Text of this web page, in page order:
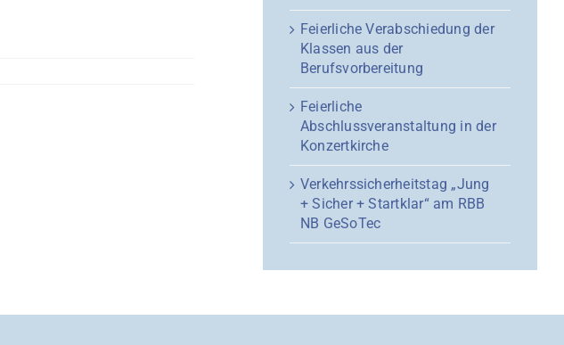
Feierliche Verabschiedung der
Klassen aus der
Berufsvorbereitung
Feierliche
Abschlussveranstaltung in der
Konzertkirche
Verkehrssicherheitstag „Jung
+ Sicher + Startklar“ am RBB
NB GeSoTec